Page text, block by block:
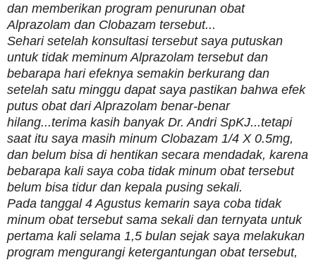
dan memberikan program penurunan obat
Alprazolam dan Clobazam tersebut...
Sehari setelah konsultasi tersebut saya putuskan
untuk tidak meminum Alprazolam tersebut dan
bebarapa hari efeknya semakin berkurang dan
setelah satu minggu dapat saya pastikan bahwa efek
putus obat dari Alprazolam benar-benar
hilang...terima kasih banyak Dr. Andri SpKJ...tetapi
saat itu saya masih minum Clobazam 1/4 X 0.5mg,
dan belum bisa di hentikan secara mendadak, karena
bebarapa kali saya coba tidak minum obat tersebut
belum bisa tidur dan kepala pusing sekali.
Pada tanggal 4 Agustus kemarin saya coba tidak
minum obat tersebut sama sekali dan ternyata untuk
pertama kali selama 1,5 bulan sejak saya melakukan
program mengurangi ketergantungan obat tersebut,